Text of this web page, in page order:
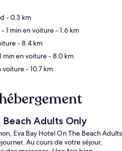
- 0.3 km
- 1 min en voiture- 1.6 km
- 8.4 km
min en voiture- 8.0 km
voiture- 10.7 km
Beach Adults Only
Eva Bay Hotel On The Beach Adults
Au cours de votre séjour,